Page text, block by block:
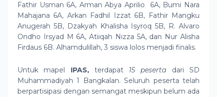
Fathir Usman 6A, Arman Abya Aprilio 6A, Bumi Nara
Mahajana 6A, Arkan Fadhil Izzat 6B, Fathir Mangku
Anugerah 5B, Dzakyah Khalisha Isyroq 5B, R. Alvaro
Ondho Irsyad M 6A, Atiiqah Nizza 5A, dan Nur Alisha
Firdaus 6B. Alhamdulillah, 3 siswa lolos menjadi finalis.
Untuk mapel IPAS, terdapat 15 peserta dari SD
Muhammadiyah 1 Bangkalan.Seluruh peserta telah
berpartisipasi dengan semangat meskipun belum ada